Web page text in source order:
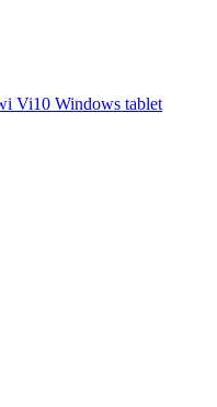
Vi10 Windows tablet